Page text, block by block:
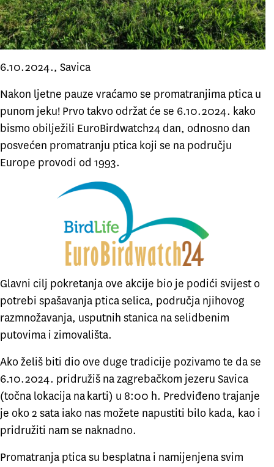
6.10.2024., Savica
Nakon ljetne pauze vraćamo se promatranjima ptica u
punom jeku! Prvo takvo održat će se 6.10.2024. kako
bismo obilježili EuroBirdwatch24 dan, odnosno dan
posvećen promatranju ptica koji se na području
Europe provodi od 1993.
Glavni cilj pokretanja ove akcije bio je podići svijest o
potrebi spašavanja ptica selica, područja njihovog
razmnožavanja, usputnih stanica na selidbenim
putovima i zimovališta.
Ako želiš biti dio ove duge tradicije pozivamo te da se
6.10.2024. pridružiš na zagrebačkom jezeru Savica
(točna lokacija na karti) u 8:00 h. Predviđeno trajanje
je oko 2 sata iako nas možete napustiti bilo kada, kao i
pridružiti nam se naknadno.
Promatranja ptica su besplatna i namijenjena svim